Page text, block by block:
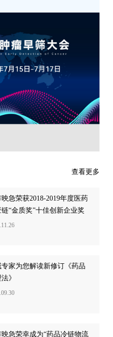
查看更多
急荣获2018-2019年度医药
“金质奖”十佳创新企业奖
专家为您解读新修订《药品
》
映急荣幸成为“药品冷链物流